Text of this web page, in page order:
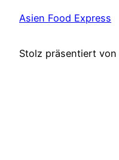
Asien Food Express
Stolz präsentiert von